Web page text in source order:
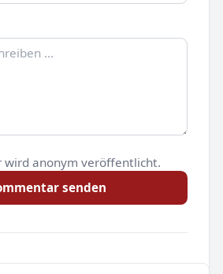
wird anonym veröffentlicht.
senden